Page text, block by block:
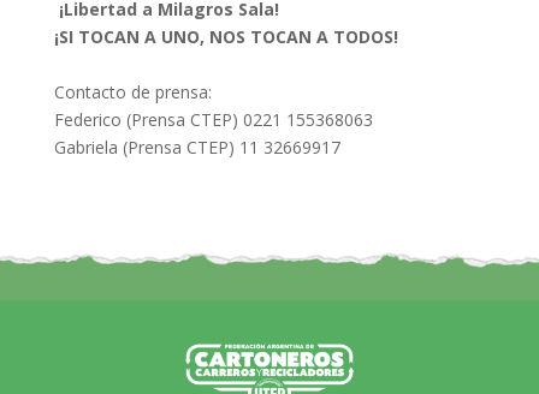
¡Libertad a Milagros Sala!
¡SI TOCAN A UNO, NOS TOCAN A TODOS!
Contacto de prensa:
Federico (Prensa CTEP) 0221 155368063
Gabriela (Prensa CTEP) 11 32669917